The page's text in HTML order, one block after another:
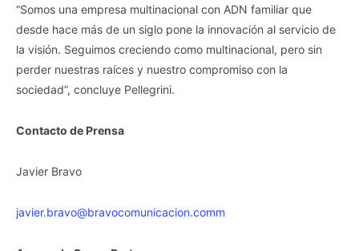
“Somos una empresa multinacional con ADN familiar que
desde hace más de un siglo pone la innovación al servicio de
la visión. Seguimos creciendo como multinacional, pero sin
perder nuestras raíces y nuestro compromiso con la
sociedad”, concluye Pellegrini.
Contacto de Prensa
Javier Bravo
javier.bravo@bravocomunicacion.comm